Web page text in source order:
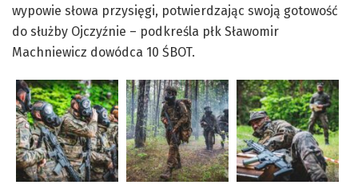
wypowie słowa przysięgi, potwierdzając swoją gotowość
do służby Ojczyźnie – podkreśla płk Sławomir
Machniewicz dowódca 10 ŚBOT.